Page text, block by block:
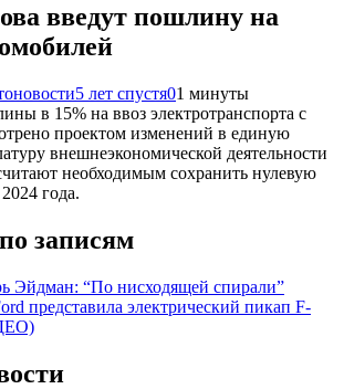
введут пошлину на
5 лет спустя01 минуты
в 15% на ввоз электротранспорта с
проектом изменений в единую
внешнеэкономической деятельности
необходимым сохранить нулевую
года.
записям
Эйдман: “По нисходящей спирали”
представила электрический пикап F-